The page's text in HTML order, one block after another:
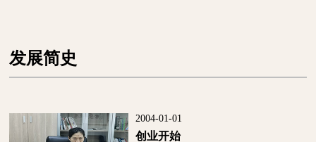
发展简史
2004-01-01
创业开始